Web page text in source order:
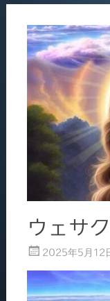
o
k
ウェサ
2025年5月12